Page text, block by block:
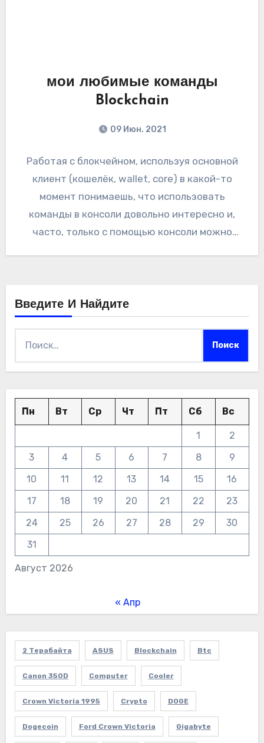
мои любимые команды
Blockchain
09 Июн. 2021
Работая с блокчейном, используя основной
клиент (кошелёк, wallet, core) в какой-то
момент понимаешь, что использовать
команды в консоли довольно интересно и,
часто, только с помощью консоли можно
Введите И Найдите
Август 2026
Пн Вт Ср Чт Пт Сб Вс
1
2
3
4 5 6 7 8
9
10
11 12 13 14 15
16
17
18 19 20 21 22
23
24
25 26 27 28 29
30
31
« Апр
2 Терабайта ASUS Blockchain Btc
Canon 350D Computer Cooler
Crown Victoria 1995 Crypto DOGE
Dogecoin Ford Crown Victoria Gigabyte